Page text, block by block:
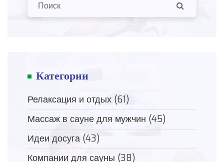
Категории
Релаксация и отдых (61)
Массаж в сауне для мужчин (45)
Идеи досуга (43)
Компании для сауны (38)